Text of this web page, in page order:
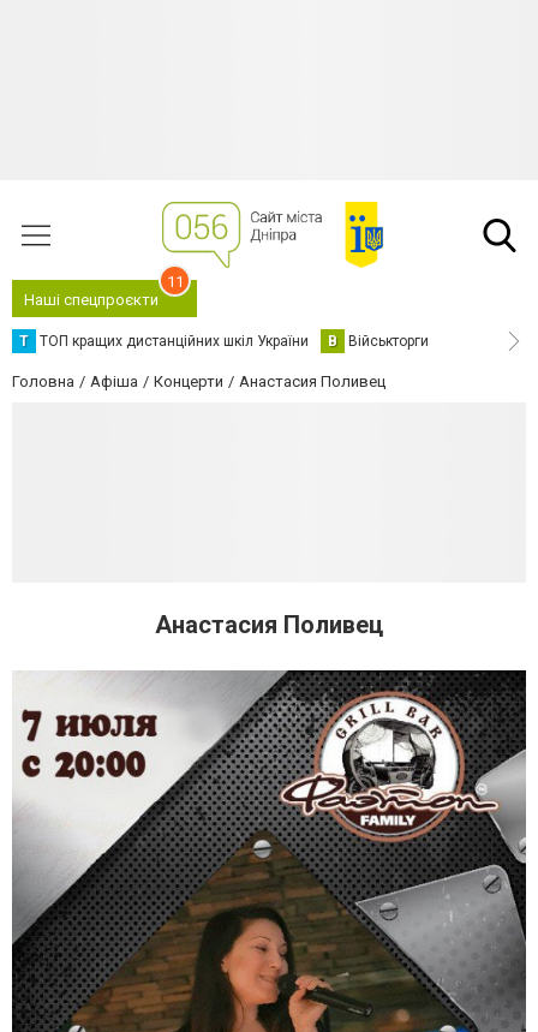
Наші спецпроєкти
11
Т ТОП кращих дистанційних шкіл України В Військторги
Головна Афіша Концерти Анастасия Поливец
Анастасия Поливец